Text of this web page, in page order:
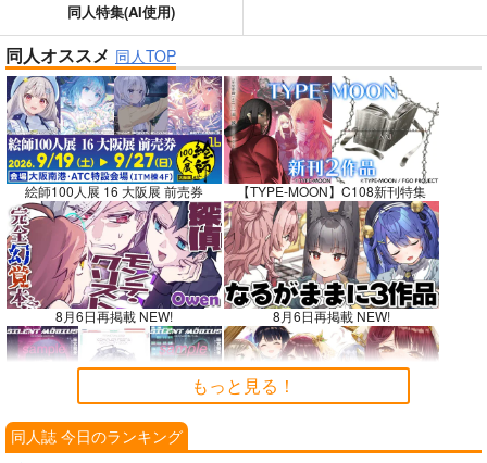
同人特集(AI使用)
同人オススメ 同人TOP
絵師100人展 16 大阪展 前売券 【TYPE-MOON】C108新刊特集
8月6日再掲載 NEW! 8月6日再掲載 NEW!
8月4日掲載
もっと見る！
同人誌 今日のランキング